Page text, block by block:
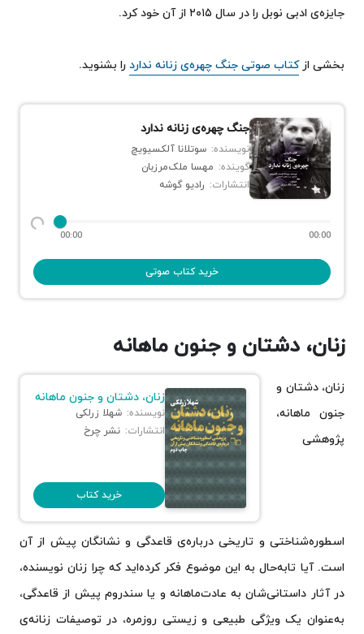
جایزه‌ی ادبی نوبل را در سال ۲۰۱۵ از آن خود کرد.
بخشی ازکتاب صوتی جنگ چهره‌ی زنانه ندارد را بشنوید.
جنگ چهره‌ی زنانه ندارد
نویسنده: سوتلانا آلکسیویچ
گوینده: مهسا ملک‌مرزبان
انتشارات: رادیو گوشه
00:00 00:00
خرید کتاب صوتی
زنان، دشتان و جنون ماهانه
زنان، دشتان و جنون ماهانه
نویسنده: شهلا زرلکی
انتشارات: نشر چرخ
خرید کتاب
زنان، دشتان و
جنون ماهانه،
پژوهشی
اسطوره‌شناختی و تاریخی درباره‌ی قاعدگی و نشانگان پیش از آن
است. آیا تابه‌حال به این موضوع فکر کرده‌اید که چرا زنان نویسنده،
در آثار داستانی‌شان به عادت‌ماهانه و یا سندروم پیش از قاعدگی،
به‌عنوان یک ویژگی طبیعی و زیستی روزمره، در توصیفات زنانه‌ی